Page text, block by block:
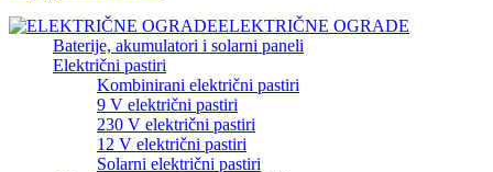
ELEKTRIČNE OGRADE
Baterije, akumulatori i solarni paneli
Električni pastiri
Kombinirani električni pastiri
9 V električni pastiri
230 V električni pastiri
12 V električni pastiri
Solarni električni pastiri